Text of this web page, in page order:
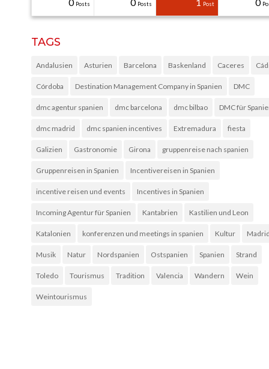
Posts Posts Post
TAGS
Andalusien Asturien Barcelona Baskenland Caceres
Córdoba Destination Management Company in Spanien DMC
dmc agentur spanien dmc barcelona dmc bilbao DMC für
dmc madrid dmc spanien incentives Extremadura fiesta
Galizien Gastronomie Girona gruppenreise nach spanien
Gruppenreisen in Spanien Incentivereisen in Spanien
incentive reisen und events Incentives in Spanien
Incoming Agentur für Spanien Kantabrien Kastilien und Leon
Katalonien konferenzen und meetings in spanien Kultur
Musik Natur Nordspanien Ostspanien Spanien Strand
Toledo Tourismus Tradition Valencia Wandern Wein
Weintourismus